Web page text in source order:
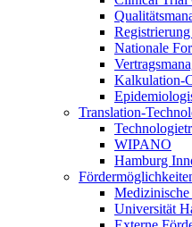
Nationale
Kalkulation-
Translation-
WIPANO
Hamburg
Universität